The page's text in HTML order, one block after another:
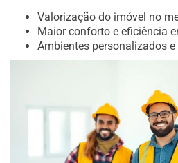
Valorização do imóvel no
Maior conforto e eficiência
Ambientes personalizados